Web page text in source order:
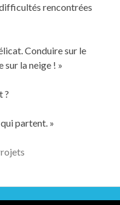
rencontrées
Conduire sur le
sur la neige ! »
?
partent. »